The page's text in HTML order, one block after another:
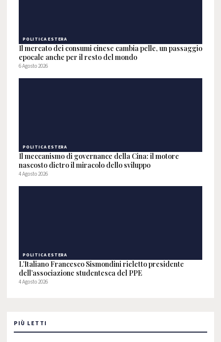
POLITICA ESTERA
Il mercato dei consumi cinese cambia pelle, un passaggio
epocale anche per il resto del mondo
6 Agosto 2026
POLITICA ESTERA
Il meccanismo di governance della Cina: il motore
nascosto dietro il miracolo dello sviluppo
4 Agosto 2026
POLITICA ESTERA
L’Italiano Francesco Sismondini rieletto presidente
dell’associazione studentesca del PPE
4 Agosto 2026
PIÙ LETTI